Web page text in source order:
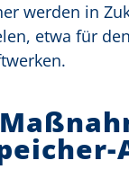
werden in
etwa für